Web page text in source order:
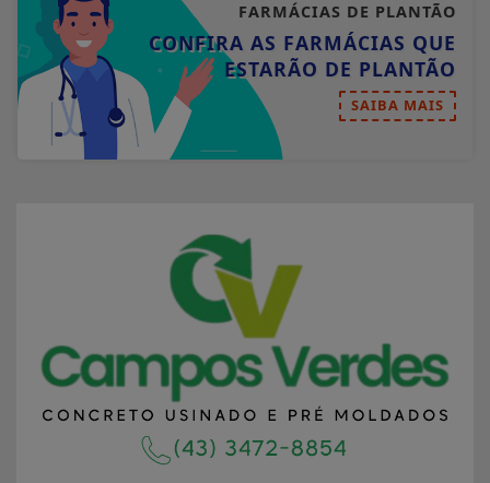
FARMÁCIAS DE PLANTÃO
CONFIRA AS FARMÁCIAS QUE
ESTARÃO DE PLANTÃO
SAIBA MAIS